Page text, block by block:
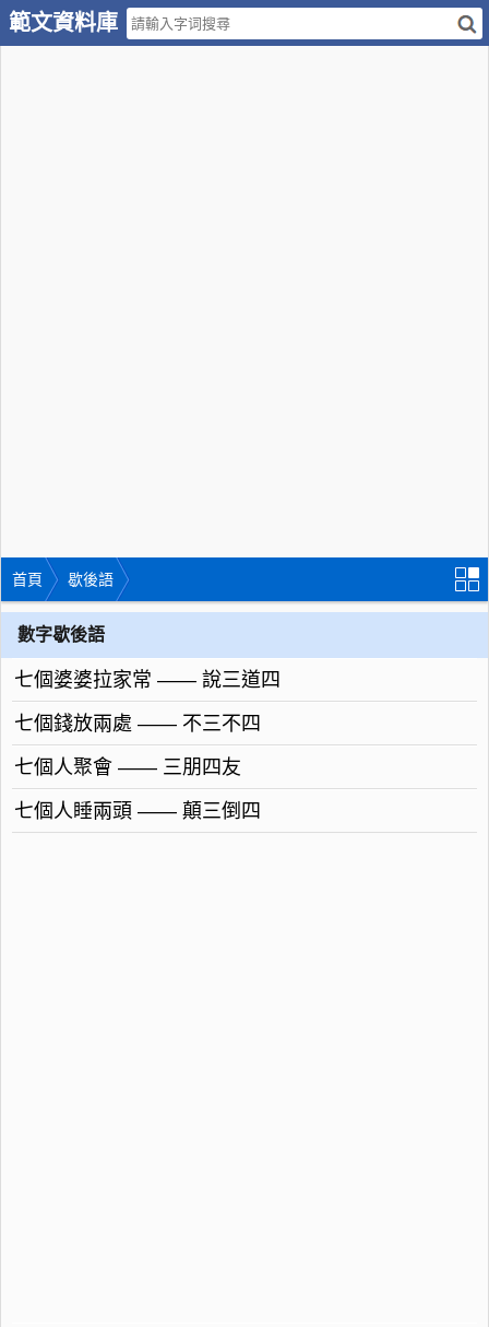
範文資料庫
首頁 歇後語
數字歇後語
七個婆婆拉家常 —— 說三道四
七個錢放兩處 —— 不三不四
七個人聚會 —— 三朋四友
七個人睡兩頭 —— 顛三倒四